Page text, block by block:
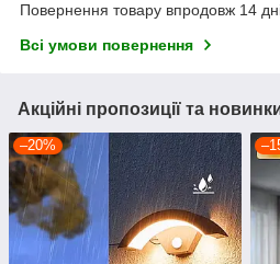
Повернення товару впродовж 14
Всі умови повернення
Акційні пропозиції та
–20%